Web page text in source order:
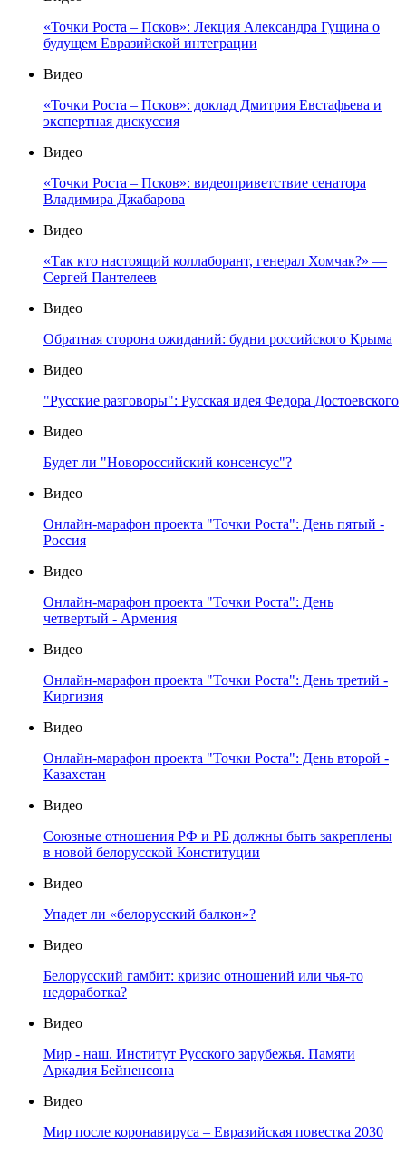
«Точки Роста – Псков»: Лекция Александра Гущина о
будущем Евразийской интеграции
Видео
«Точки Роста – Псков»: доклад Дмитрия Евстафьева и
экспертная дискуссия
Видео
«Точки Роста – Псков»: видеоприветствие сенатора
Владимира Джабарова
Видео
«Так кто настоящий коллаборант, генерал Хомчак?» —
Сергей Пантелеев
Видео
Обратная сторона ожиданий: будни российского Крыма
Видео
"Русские разговоры": Русская идея Федора Достоевского
Видео
Будет ли "Новороссийский консенсус"?
Видео
Онлайн-марафон проекта "Точки Роста": День пятый -
Россия
Видео
Онлайн-марафон проекта "Точки Роста": День
четвертый - Армения
Видео
Онлайн-марафон проекта "Точки Роста": День третий -
Киргизия
Видео
Онлайн-марафон проекта "Точки Роста": День второй -
Казахстан
Видео
Союзные отношения РФ и РБ должны быть закреплены
в новой белорусской Конституции
Видео
Упадет ли «белорусский балкон»?
Видео
Белорусский гамбит: кризис отношений или чья-то
недоработка?
Видео
Мир - наш. Институт Русского зарубежья. Памяти
Аркадия Бейненсона
Видео
Мир после коронавируса – Евразийская повестка 2030